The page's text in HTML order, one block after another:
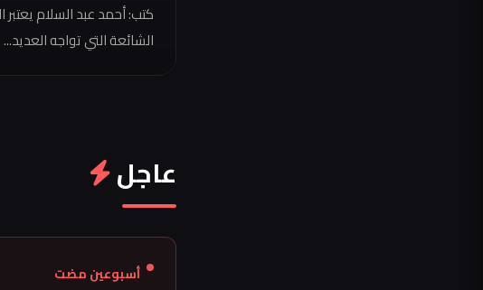
كتب: أحمد عبد السلام يعتبر
الشائعة التي تواجه العديد...
عاجل
أسبوعين مضت